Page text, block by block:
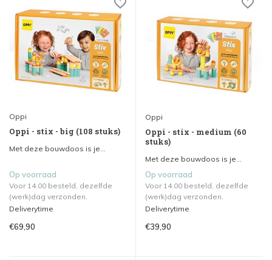
Oppi
Oppi - stix - big (108 stuks)
Met deze bouwdoos is je...
Op voorraad
Voor 14.00 besteld, dezelfde
(werk)dag verzonden.
Deliverytime
€69,90
Oppi
Oppi - stix - medium (60
stuks)
Met deze bouwdoos is je...
Op voorraad
Voor 14.00 besteld, dezelfde
(werk)dag verzonden.
Deliverytime
€39,90